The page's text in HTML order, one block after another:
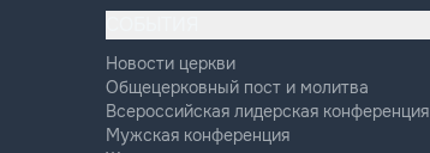
Новости церкви
Общецерковный пост и молитва
Всероссийская лидерская конференция
Мужская конференция